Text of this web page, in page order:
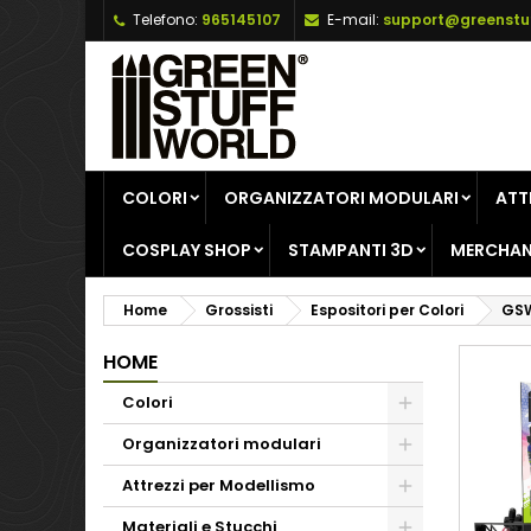
Telefono: 965145107 E-mail:
COLORI ORGANIZZATORI MODULARI
COSPLAY SHOP STAMPANTI 3D
Home Grossisti Espositori per Colori
HOME
Colori
Organizzatori modulari
Attrezzi per Modellismo